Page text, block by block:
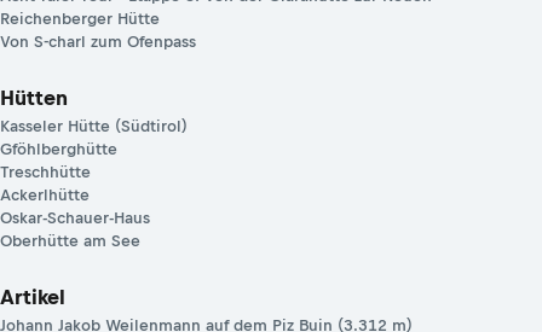
Reichenberger Hütte
Von S-charl zum Ofenpass
Hütten
Kasseler Hütte (Südtirol)
Gföhlberghütte
Treschhütte
Ackerlhütte
Oskar-Schauer-Haus
Oberhütte am See
Artikel
Johann Jakob Weilenmann auf dem Piz Buin (3.312 m)